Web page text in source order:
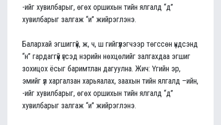
-ийг хувилбарыг, өгөх оршихын тийн ялгалд “д”
хувилбарыг залгаж “и” жийрэглэнэ.
Балархай эгшиггүй, ж, ч, ш гийгүүлэгчээр төгссөн үндсэнд
“н” гардаггүй үгсэд нэрийн нөхцөлийг залгахдаа эгшиг
зохицох ёсыг баримтлан дагуулна. Жич: Үгийн эр,
эмийг үл харгалзан харьяалах, заахын тийн ялгалд –ийн,
-ийг хувилбарыг, өгөх оршихын тийн ялгалд “д”
хувилбарыг залгаж “и” жийрэглэнэ.